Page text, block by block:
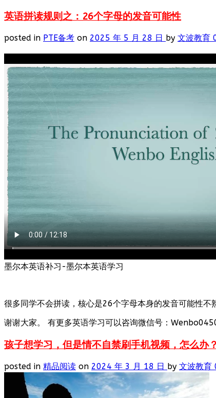
英语拼读规则之：26个字母的发音可能性
posted in PTE备考 on 2025 年 5 月 28 日 by 文波教育
墨尔本英语补习-墨尔本英语学习
很多同学不会拼读，核心是26个字母本身的发音可能性不
谢谢大家。 有更多英语学习可以咨询微信号：
孩子想学习，但是情不自禁刷手机视频，怎么办？
posted in 精品阅读 on 2024 年 3 月 18 日 by 文波教育